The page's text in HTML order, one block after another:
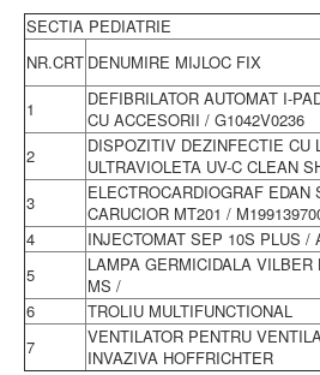
SECTIA PEDIATRIE
NR.CRT DENUMIRE MIJLOC FIX
1
DEFIBRILATOR AUTOMAT I-
CU ACCESORII / G1042V0236
2
DISPOZITIV DEZINFECTIE CU
ULTRAVIOLETA UV-C CLEAN
3
ELECTROCARDIOGRAF EDAN
CARUCIOR MT201 /
4
INJECTOMAT SEP 10S PLUS /
5
LAMPA GERMICIDALA VILBER
MS /
6
TROLIU MULTIFUNCTIONAL
7
VENTILATOR PENTRU
INVAZIVA HOFFRICHTER